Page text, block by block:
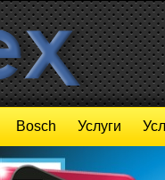
Bosch Услуги